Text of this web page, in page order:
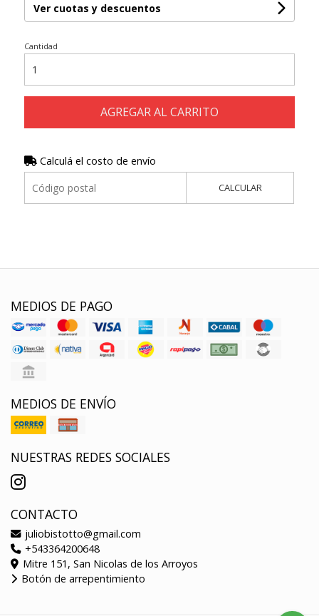
Ver cuotas y descuentos
Cantidad
AGREGAR AL CARRITO
Calculá el costo de envío
CALCULAR
MEDIOS DE PAGO
MEDIOS DE ENVÍO
NUESTRAS REDES SOCIALES
CONTACTO
juliobistotto@gmail.com
+543364200648
Mitre 151, San Nicolas de los Arroyos
Botón de arrepentimiento